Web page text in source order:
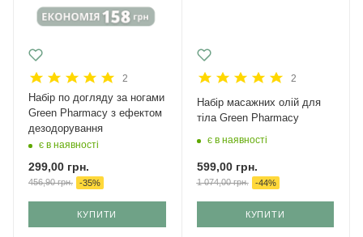
2
Набір по догляду за ногами
Green Pharmacy з ефектом
дезодорування
є в наявності
299,00 грн.
456,90грн. -35%
КУПИТИ
2
Набір масажних олій для
тіла Green Pharmacy
є в наявності
599,00грн.
1 074,00грн. -44%
КУПИТИ